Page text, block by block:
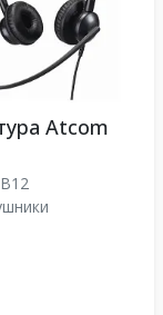
Atcom